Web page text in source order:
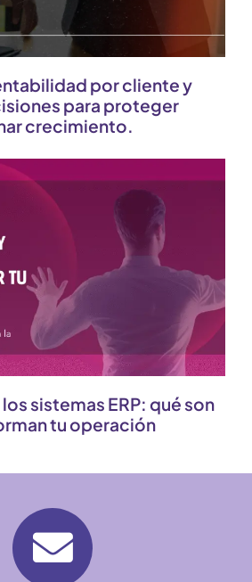
por cliente y
para proteger
crecimiento.
sistemas ERP: qué son
tu operación